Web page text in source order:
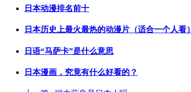
日本动漫排名前十
日本历史上最火最热的动漫片（适合一个人看）
日语“马萨卡”是什么意思
日本漫画，究竟有什么好看的？